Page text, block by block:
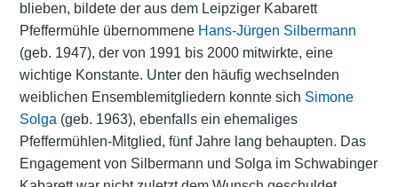
blieben, bildete der aus dem Leipziger Kabarett
Pfeffermühle übernommene Hans-Jürgen Silbermann
(geb. 1947), der von 1991 bis 2000 mitwirkte, eine
wichtige Konstante. Unter den häufig wechselnden
weiblichen Ensemblemitgliedern konnte sich Simone
Solga (geb. 1963), ebenfalls ein ehemaliges
Pfeffermühlen-Mitglied, fünf Jahre lang behaupten. Das
Engagement von Silbermann und Solga im Schwabinger